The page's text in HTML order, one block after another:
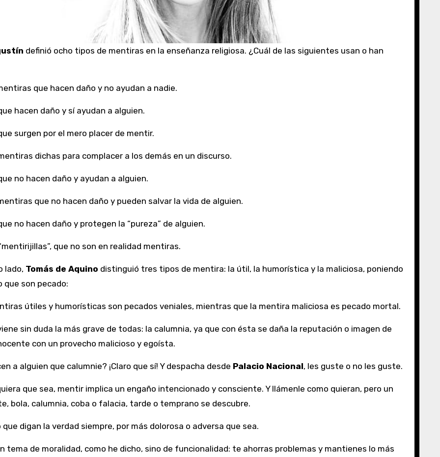
definió ocho tipos de mentiras en la enseñanza religiosa. ¿Cuál de las siguientes usan o han
que hacen daño y no ayudan a nadie.
hacen daño y sí ayudan a alguien.
surgen por el mero placer de mentir.
dichas para complacer a los demás en un discurso.
no hacen daño y ayudan a alguien.
que no hacen daño y pueden salvar la vida de alguien.
no hacen daño y protegen la “pureza” de alguien.
que no son en realidad mentiras.
lado, Tomás de Aquino distinguió tres tipos de mentira: la útil, la humorística y la maliciosa, poniendo
que son pecado:
útiles y humorísticas son pecados veniales, mientras que la mentira maliciosa es pecado mortal.
sin duda la más grave de todas: la calumnia, ya que con ésta se daña la reputación o imagen de
con un provecho malicioso y egoísta.
a alguien que calumnie? ¡Claro que sí! Y despacha desde Palacio Nacional, les guste o no les guste.
que sea, mentir implica un engaño intencionado y consciente. Y llámenle como quieran, pero un
bola, calumnia, coba o falacia, tarde o temprano se descubre.
que digan la verdad siempre, por más dolorosa o adversa que sea.
tema de moralidad, como he dicho, sino de funcionalidad: te ahorras problemas y mantienes lo más